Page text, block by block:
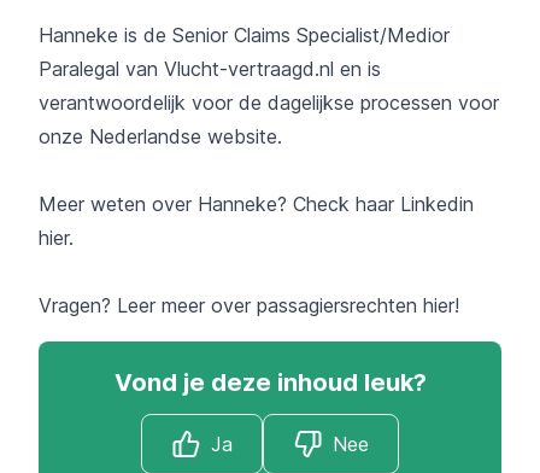
Hanneke is de Senior Claims Specialist/Medior
Paralegal van Vlucht-vertraagd.nl en is
verantwoordelijk voor de dagelijkse processen voor
onze Nederlandse website.
Meer weten over Hanneke? Check haar Linkedin
hier.
Vragen? Leer meer over passagiersrechten hier!
Vond je deze inhoud leuk?
Ja Nee